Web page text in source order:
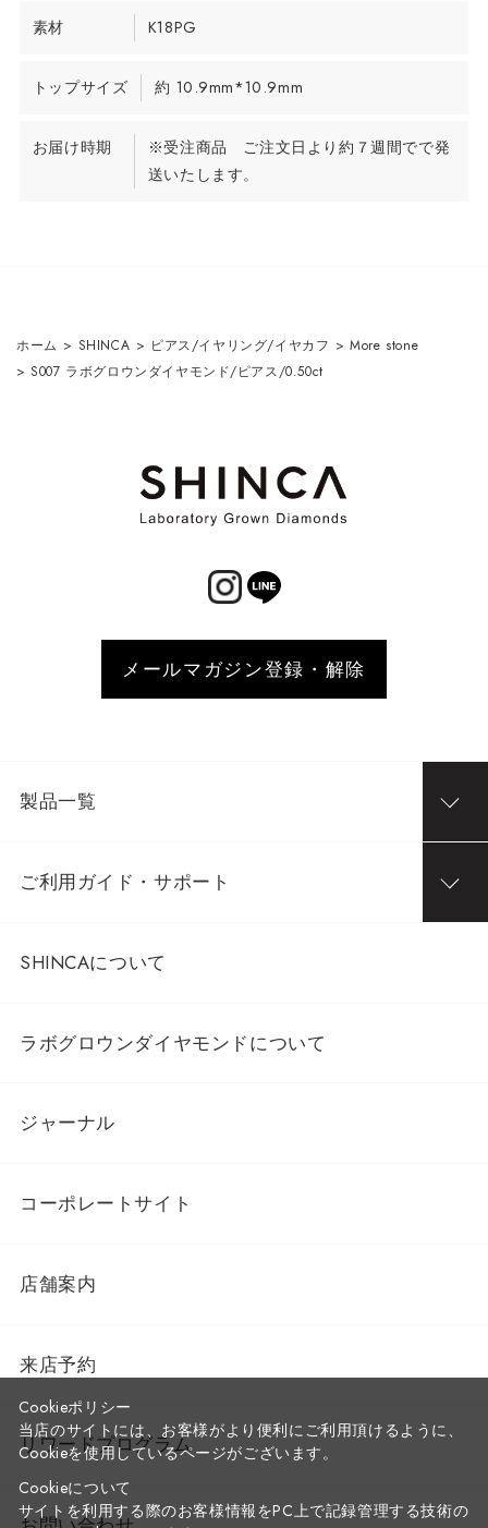
素材 K18PG
トップサイズ 約 10.9mm*10.9mm
お届け時期
※受注商品 ご注文日より約７週間でで発
送いたします。
ホーム > SHINCA > ピアス/イヤリング/イヤカフ >More stone
>S007 ラボグロウンダイヤモンド/ピアス/0.50ct
メールマガジン登録・解除
製品一覧
ご利用ガイド・サポート
SHINCAについて
ラボグロウンダイヤモンドについて
ジャーナル
コーポレートサイト
店舗案内
来店予約
リワードプログラム
Cookieポリシー
当店のサイトには、お客様がより便利にご利用頂けるように、
Cookieを使用しているページがございます。
Cookieについて
サイトを利用する際のお客様情報をPC上で記録管理する技術の